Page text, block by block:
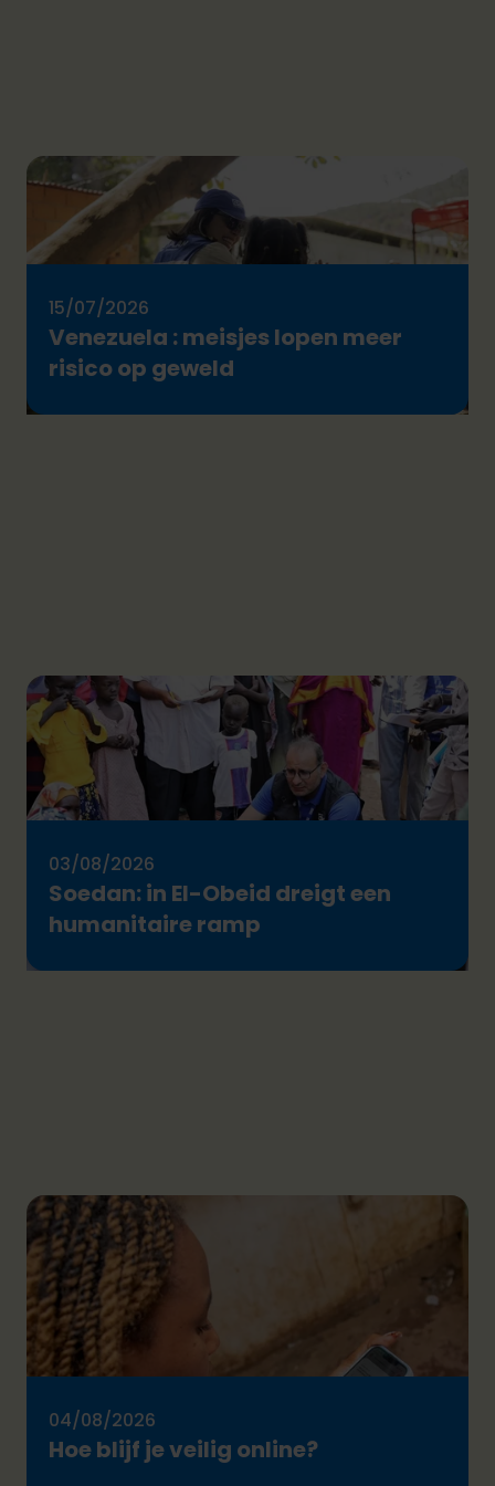
15/07/2026
Venezuela : meisjes lopen meer
risico op geweld
03/08/2026
Soedan: in El-Obeid dreigt een
humanitaire ramp
04/08/2026
Hoe blijf je veilig online?